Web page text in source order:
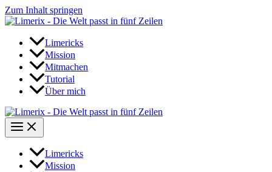
Zum Inhalt springen
Limericks
Mission
Mitmachen
Tutorial
Über mich
Limericks
Mission